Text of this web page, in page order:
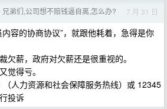
兄弟们,公司想不赔钱逼自离,怎么办? 7 月 31 日
容的协商协议”，就跟他耗着，急得是你
欠薪，政府对欠薪还是很重视的。
觉得亏。
人力资源和社会保障服务热线）或 12345
投诉